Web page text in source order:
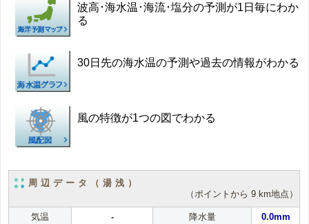
波高･海水温･海流･塩分の予測が1日毎にわか
る
30日先の海水温の予測や過去の情報がわかる
風の特徴が1つの図でわかる
周辺データ（湯浅）
（ポイントから 9 km地点）
気温 - 降水量
0.0mm